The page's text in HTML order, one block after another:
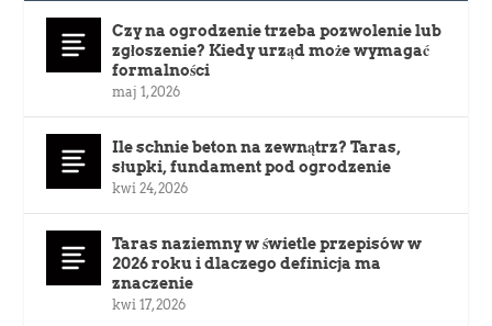
Czy na ogrodzenie trzeba pozwolenie lub
zgłoszenie? Kiedy urząd może wymagać
formalności
maj 1, 2026
Ile schnie beton na zewnątrz? Taras,
słupki, fundament pod ogrodzenie
kwi 24, 2026
Taras naziemny w świetle przepisów w
2026 roku i dlaczego definicja ma
znaczenie
kwi 17, 2026